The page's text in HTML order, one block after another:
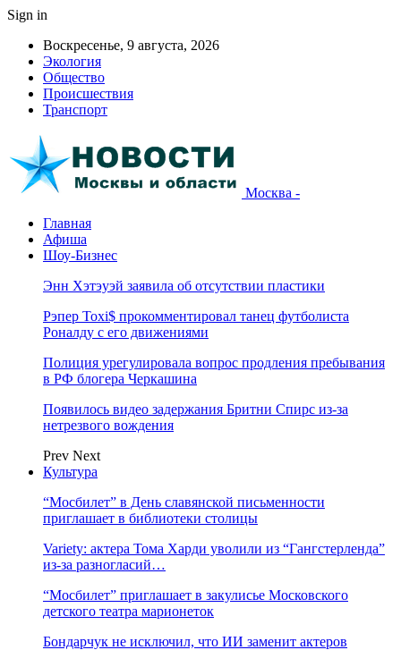
Sign in
Воскресенье, 9 августа, 2026
Экология
Общество
Происшествия
Транспорт
Москва -
Главная
Афиша
Шоу-Бизнес
Энн Хэтэуэй заявила об отсутствии пластики
Рэпер Toxi$ прокомментировал танец футболиста
Роналду с его движениями
Полиция урегулировала вопрос продления пребывания
в РФ блогера Черкашина
Появилось видео задержания Бритни Спирс из-за
нетрезвого вождения
Prev Next
Культура
“Мосбилет” в День славянской письменности
приглашает в библиотеки столицы
Variety: актера Тома Харди уволили из “Гангстерленда”
из-за разногласий…
“Мосбилет” приглашает в закулисье Московского
детского театра марионеток
Бондарчук не исключил, что ИИ заменит актеров